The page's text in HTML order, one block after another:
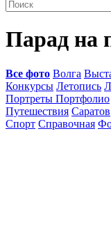
Парад на
Все фото Волга
Конкурсы Летопись
Портреты Портфолио
Путешествия Саратов
Спорт Справочная